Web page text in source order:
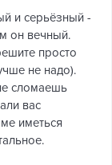
и серьёзный -
он вечный.
просто
не надо).
сломаешь
вас
иметься